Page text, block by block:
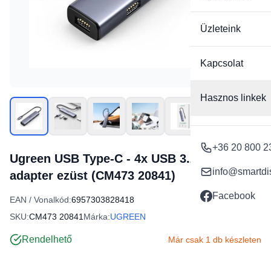
Üzleteink
Kapcsolat
Hasznos linkek
+36 20 800
Facebook
Ugreen USB Type-C - 4x USB 3.2 Gen1 HUB
adapter ezüst (CM473 20841)
EAN / Vonalkód:6957303828418
SKU:CM473 20841 Márka:UGREEN
Rendelhető Már csak 1 db készleten